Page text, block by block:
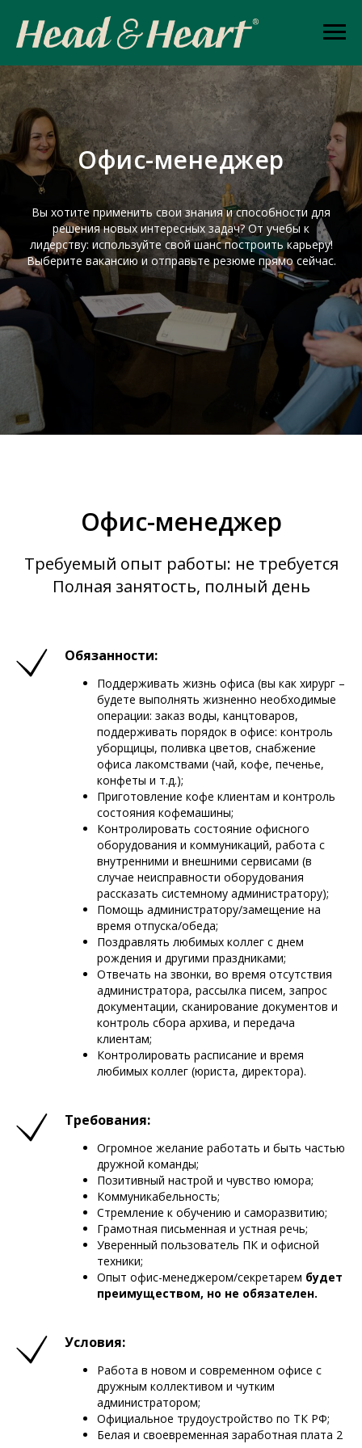
Офис-менеджер
Вы хотите применить свои знания и способности для
решения новых интересных задач? От учебы к
лидерству: используйте свой шанс построить карьеру!
Выберите вакансию и отправьте резюме прямо сейчас.
Офис-менеджер
Требуемый опыт работы: не требуется
Полная занятость, полный день
Обязанности:
Поддерживать жизнь офиса (вы как хирург –
будете выполнять жизненно необходимые
операции: заказ воды, канцтоваров,
поддерживать порядок в офисе: контроль
уборщицы, поливка цветов, снабжение
офиса лакомствами (чай, кофе, печенье,
конфеты и т.д.);
Приготовление кофе клиентам и контроль
состояния кофемашины;
Контролировать состояние офисного
оборудования и коммуникаций, работа с
внутренними и внешними сервисами (в
случае неисправности оборудования
рассказать системному администратору);
Помощь администратору/замещение на
время отпуска/обеда;
Поздравлять любимых коллег с днем
рождения и другими праздниками;
Отвечать на звонки, во время отсутствия
администратора, рассылка писем, запрос
документации, сканирование документов и
контроль сбора архива, и передача
клиентам;
Контролировать расписание и время
любимых коллег (юриста, директора).
Требования:
Огромное желание работать и быть частью
дружной команды;
Позитивный настрой и чувство юмора;
Коммуникабельность;
Стремление к обучению и саморазвитию;
Грамотная письменная и устная речь;
Уверенный пользователь ПК и офисной
техники;
Опыт офис-менеджером/секретарем будет
преимуществом, но не обязателен.
Условия:
Работа в новом и современном офисе с
дружным коллективом и чутким
администратором;
Официальное трудоустройство по ТК РФ;
Белая и своевременная заработная плата 2